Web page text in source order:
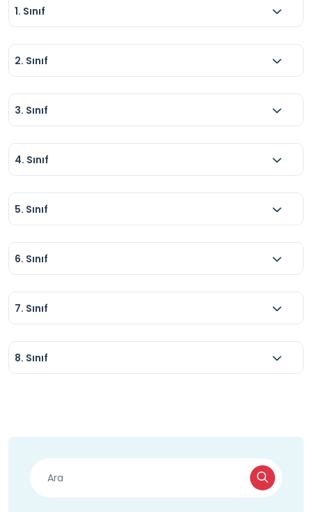
1. Sınıf
2. Sınıf
3. Sınıf
4. Sınıf
5. Sınıf
6. Sınıf
7. Sınıf
8. Sınıf